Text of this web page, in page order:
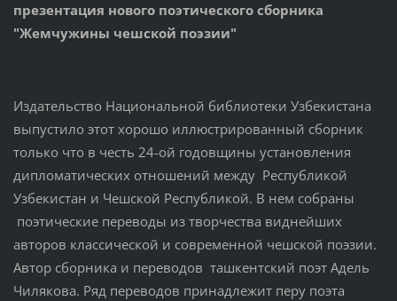
презентация нового поэтического сборника
"Жемчужины чешской поэзии"
Издательство Национальной библиотеки Узбекистана
выпустило этот хорошо иллюстрированный сборник
только что в честь 24-ой годовщины установления
дипломатических отношений между Республикой
Узбекистан и Чешской Республикой. В нем собраны
поэтические переводы из творчества виднейших
авторов классической и современной чешской поэзии.
Автор сборника и переводов ташкентский поэт Адель
Чилякова. Ряд переводов принадлежит перу поэта